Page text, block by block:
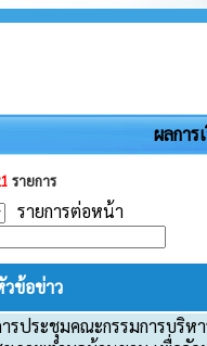
ผลกา
รายการ
รายการต่อหน้า
ข้อข่าว
รประชุมคณะกรรมการบริ